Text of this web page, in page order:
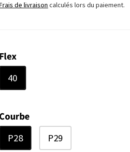
de livraison calculés lors du paiement.
Flex
40
Courbe
P28 P29